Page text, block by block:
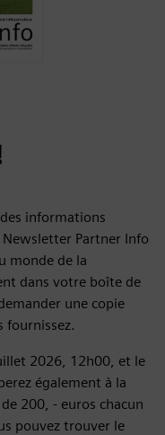
informations
Partner Info
monde de la
dans votre boîte de
une copie
fournissez.
2026, 12h00, et le
également à la
200, - euros chacun
pouvez trouver le